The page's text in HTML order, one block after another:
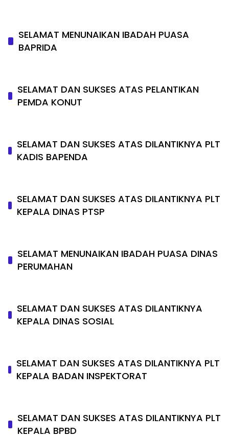
SELAMAT MENUNAIKAN IBADAH PUASA
BAPRIDA
SELAMAT DAN SUKSES ATAS PELANTIKAN
PEMDA KONUT
SELAMAT DAN SUKSES ATAS DILANTIKNYA PLT
KADIS BAPENDA
SELAMAT DAN SUKSES ATAS DILANTIKNYA PLT
KEPALA DINAS PTSP
SELAMAT MENUNAIKAN IBADAH PUASA DINAS
PERUMAHAN
SELAMAT DAN SUKSES ATAS DILANTIKNYA
KEPALA DINAS SOSIAL
SELAMAT DAN SUKSES ATAS DILANTIKNYA PLT
KEPALA BADAN INSPEKTORAT
SELAMAT DAN SUKSES ATAS DILANTIKNYA PLT
KEPALA BPBD